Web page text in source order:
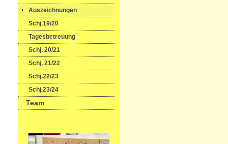
Auszeichnungen
Schj.19/20
Tagesbetreuung
Schj. 20/21
Schj. 21/22
Schj.22/23
Schj.23/24
Team